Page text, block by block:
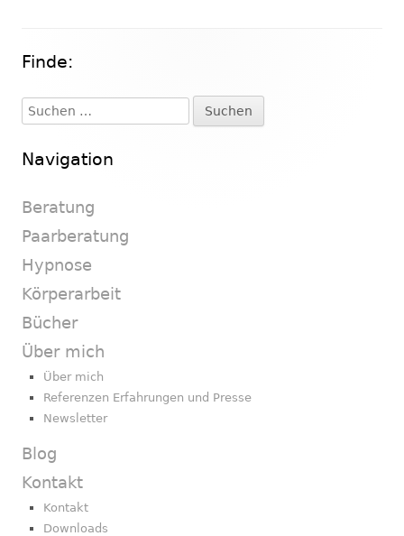
Haupt-
Seitenleiste
Finde:
Suchen
nach:
Navigation
Beratung
Paarberatung
Hypnose
Körperarbeit
Bücher
Über mich
Über mich
Referenzen Erfahrungen und Presse
Newsletter
Blog
Kontakt
Kontakt
Downloads